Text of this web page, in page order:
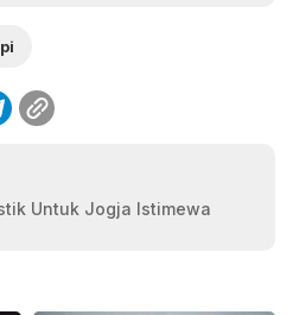
Untuk Jogja Istimewa